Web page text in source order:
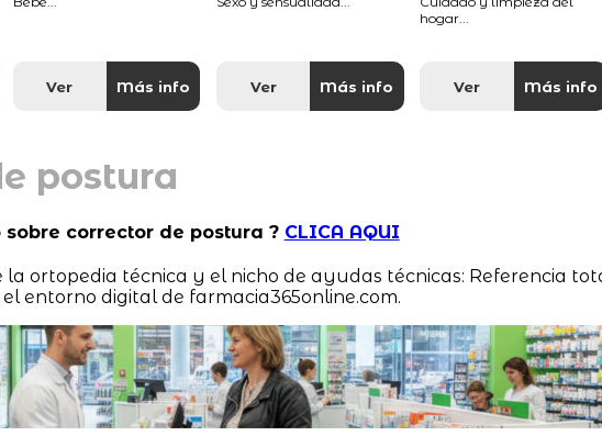
Ver Más info Ver Más info
hogar...
Ver Más info
postura
corrector de postura ? CLICA AQUI
la ortopedia técnica y el nicho de ayudas técnicas: Referencia
entorno digital de farmacia365online.com.